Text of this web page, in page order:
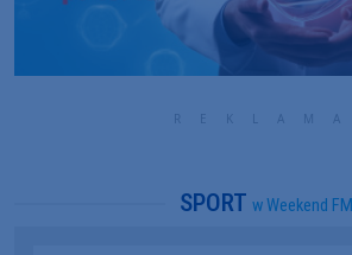
SPORT w Weekend FM